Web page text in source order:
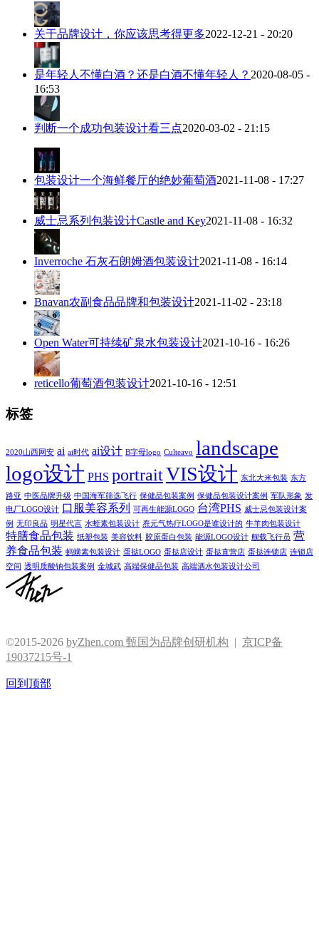
关于品牌设计，你应该思考得更多2022-12-21 - 20:20
是年轻人不懂白酒？还是白酒不懂年轻人？ 2020-08-05 -
16:53
判断一个成功包装设计看三点2020-03-02 - 21:15
包装设计一个海鲜餐厅的绝妙葡萄酒2021-11-08 - 17:27
威士忌系列包装设计Castle and Key2021-11-08 - 16:32
Inverroche 石灰石朗姆酒包装设计2021-11-08 - 16:14
Bnavan农副食品品牌和包装设计2021-11-02 - 23:18
Open Water可持续矿泉水包装设计2021-10-16 - 16:26
reticello葡萄酒包装设计2021-10-16 - 12:51
标签
2020山西网安 ai ai时代 ai设计 B字母logo Culteavo landscape
logo设计 PHS portraitVIS设计 东北大米包装 东方
路亚 中医品牌升级 中国海军筛选飞行 保健品包装案例 保健品包装设计案例 军队形象 发
电厂LOGO设计 口服美容系列 可再生能源LOGO 台湾PHS 威士忌包装设计案
例 无印良品 明星代言 水蛭素包装设计 焘元气热疗LOGO是谁设计的 牛羊肉包装设计
特膳食品包装 纸塑包装 美容饮料 胶原蛋白包装 能源LOGO设计 舰载飞行员 营
养食品包装 蚂蟥素包装设计 蛋挞LOGO 蛋挞店设计 蛋挞直营店 蛋挞连锁店 连锁店
空间 透明质酸钠包装案例 金城武 高端保健品包装 高端酒水包装设计公司
©2015-2026 byZhen.com 甄国为品牌创研机构 | 京ICP备
19037215号-1
回到顶部